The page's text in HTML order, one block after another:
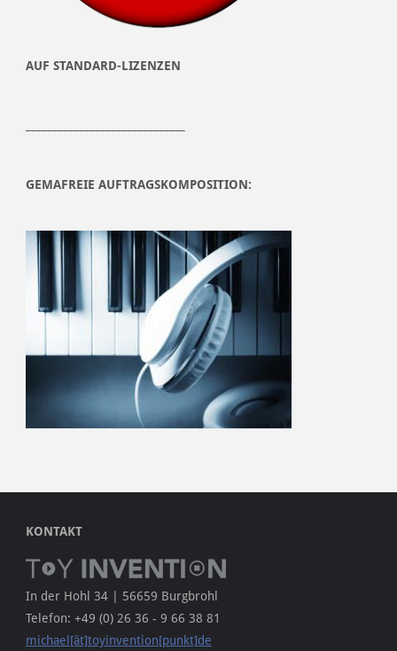
AUF STANDARD-LIZENZEN
GEMAFREIE AUFTRAGSKOMPOSITION:
KONTAKT
In der Hohl 34 | 56659 Burgbrohl
Telefon: +49 (0) 26 36 - 9 66 38 81
michael[ät]toyinvention[punkt]de